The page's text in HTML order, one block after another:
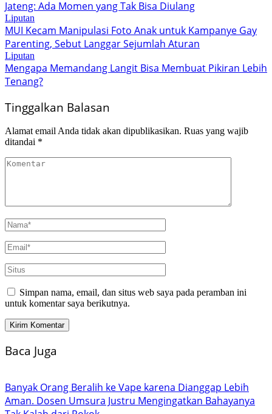
Jateng: Ada Momen yang Tak Bisa Diulang
Liputan
MUI Kecam Manipulasi Foto Anak untuk Kampanye Gay
Parenting, Sebut Langgar Sejumlah Aturan
Liputan
Mengapa Memandang Langit Bisa Membuat Pikiran Lebih
Tenang?
Tinggalkan Balasan
Alamat email Anda tidak akan dipublikasikan. Ruas yang wajib
ditandai *
Simpan nama, email, dan situs web saya pada peramban ini
untuk komentar saya berikutnya.
Baca Juga
Banyak Orang Beralih ke Vape karena Dianggap Lebih
Aman. Dosen Umsura Justru Mengingatkan Bahayanya